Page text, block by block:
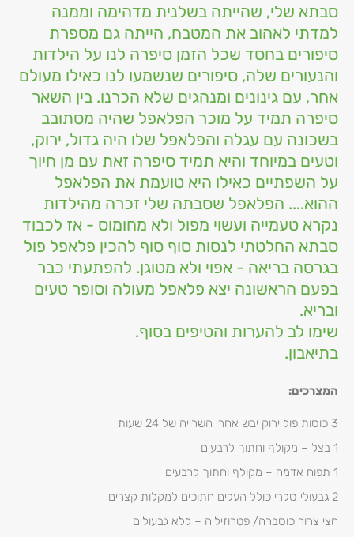
סבתא שלי, שהייתה בשלנית מדהימה וממנה
למדתי לאהוב את המטבח, הייתה גם מספרת
סיפורים בחסד שכל הזמן סיפרה לנו על הילדות
והנעורים שלה, סיפורים שנשמעו לנו כאילו מעולם
אחר, עם גינונים ומנהגים שלא הכרנו. בין השאר
סיפרה תמיד על מוכר הפלאפל שהיה מסתובב
בשכונה עם עגלה והפלאפל שלו היה גדול, ירוק,
וטעים במיוחד והיא תמיד סיפרה זאת עם מן חיוך
על השפתיים כאילו היא טועמת את הפלאפל
ההוא.... הפלאפל שסבתה שלי זכרה מהילדות
נקרא טעמייה ועשוי מפול ולא מחומוס - אז לכבוד
סבתא החלטתי לנסות סוף סוף להכין פלאפל פול
בגרסה בריאה - אפוי ולא מטוגן. להפתעתי כבר
בפעם הראשונה יצא פלאפל מעולה וסופר טעים
ובריא.
שימו לב להערות והטיפים בסוף.
בתיאבון.
המצרכים:
3 כוסות פול ירוק יבש אחרי השרייה של 24 שעות
1 בצל – מקולף וחתוך לרבעים
1 תפוח אדמה – מקולף וחתוך לרבעים
2 גבעולי סלרי כולל העלים חתוכים למקלות קצרים
חצי צרור כוסברה/ פטרוזיליה – ללא גבעולים